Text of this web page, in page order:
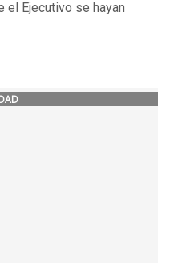
el Ejecutivo se hayan